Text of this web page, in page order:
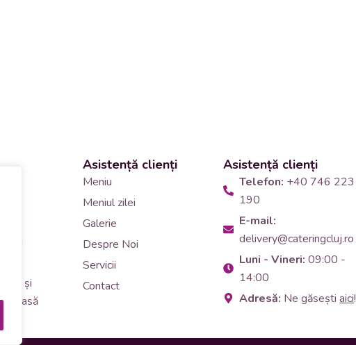
și
masă
Asistență clienți
Meniu
Meniul zilei
Galerie
Despre Noi
Servicii
Contact
Asistență clienți
Telefon: +40 746 223
190
E-mail:
delivery@cateringcluj.ro
Luni - Vineri:09:00 -
14:00
Adresă: Ne găseștiaici!